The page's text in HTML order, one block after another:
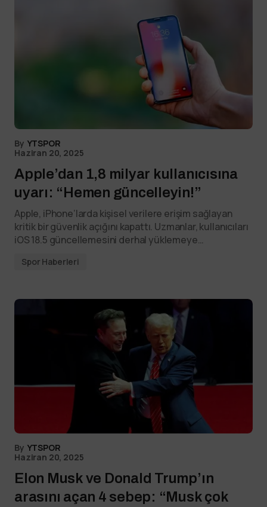
By YTSPOR
Haziran 20, 2025
Apple’dan 1,8 milyar kullanıcısına
uyarı: “Hemen güncelleyin!”
Apple, iPhone’larda kişisel verilere erişim sağlayan
kritik bir güvenlik açığını kapattı. Uzmanlar, kullanıcıları
iOS 18.5 güncellemesini derhal yüklemeye…
Spor Haberleri
By YTSPOR
Haziran 20, 2025
Elon Musk ve Donald Trump’ın
arasını açan 4 sebep: “Musk çok